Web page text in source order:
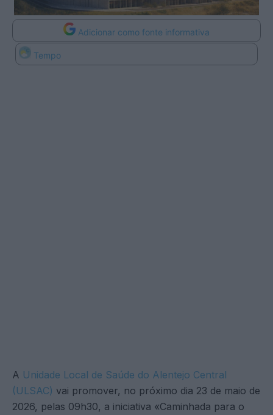
Adicionar como fonte informativa
Tempo
A Unidade Local de Saúde do Alentejo Central
(ULSAC) vai promover, no próximo dia 23 de maio de
2026, pelas 09h30, a iniciativa «Caminhada para o